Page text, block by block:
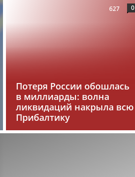
Потеря России обошлась
в миллиарды: волна
ликвидаций накрыла всю
Прибалтику
627 0